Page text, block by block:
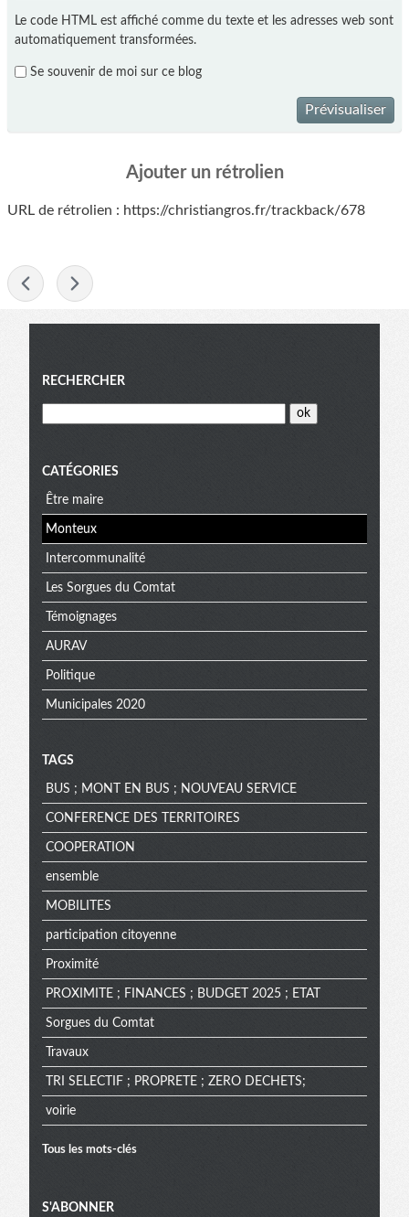
Le code HTML est affiché comme du texte et les adresses web sont
automatiquement transformées.
Se souvenir de moi sur ce blog
Prévisualiser
Ajouter un rétrolien
URL de rétrolien : https://christiangros.fr/trackback/678
Menu
RECHERCHER
CATÉGORIES
Être maire
Monteux
Intercommunalité
Les Sorgues du Comtat
Témoignages
AURAV
Politique
Municipales 2020
TAGS
BUS ; MONT EN BUS ; NOUVEAU SERVICE
CONFERENCE DES TERRITOIRES
COOPERATION
ensemble
MOBILITES
participation citoyenne
Proximité
PROXIMITE ; FINANCES ; BUDGET 2025 ; ETAT
Sorgues du Comtat
Travaux
TRI SELECTIF ; PROPRETE ; ZERO DECHETS;
voirie
Tous les mots-clés
S'ABONNER